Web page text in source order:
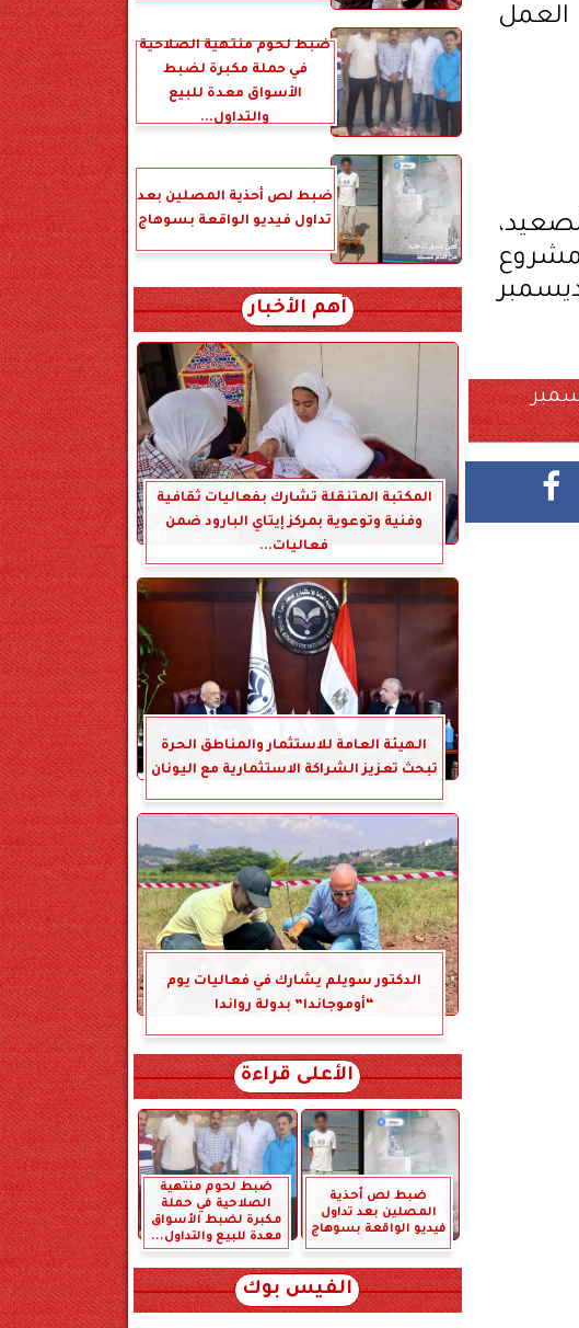
ضبط لحوم منتهية الصلاحية
في حملة مكبرة لضبط
الأسواق معدة للبيع
والتداول...
ضبط لص أحذية المصلين بعد
تداول فيديو الواقعة بسوهاج
أهم الأخبار
المكتبة المتنقلة تشارك بفعاليات ثقافية
وفنية وتوعوية بمركز إيتاي البارود ضمن
فعاليات...
الهيئة العامة للاستثمار والمناطق الحرة
تبحث تعزيز الشراكة الاستثمارية مع اليونان
الدكتور سويلم يشارك في فعاليات يوم
“أوموجاندا” بدولة رواندا
الأعلى قراءة
ضبط لص أحذية
المصلين بعد تداول
فيديو الواقعة بسوهاج
ضبط لحوم منتهية
الصلاحية في حملة
مكبرة لضبط الأسواق
معدة للبيع والتداول...
الفيس بوك